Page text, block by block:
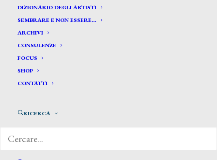
DIZIONARIO DEGLI ARTISTI
SEMBRARE E NON ESSERE…
ARCHIVI
CONSULENZE
FOCUS
SHOP
CONTATTI
RICERCA
Briullov Karl Pavlovich *
BRJULLOV KARL PAVLOVICH
1852